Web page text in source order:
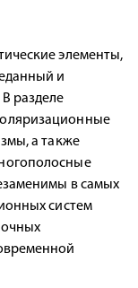
элементы,
и
разделе
а также
в самых
систем